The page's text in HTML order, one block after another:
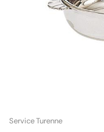
Service Turenne